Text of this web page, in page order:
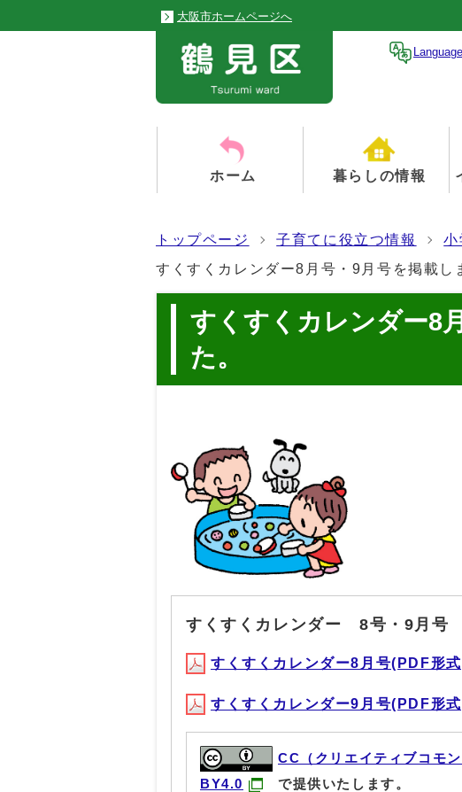
大阪市ホームページへ
Language
ホーム 暮らしの情報
トップページ 子育てに役立つ情報 小
すくすくカレンダー8月号・9月号を掲載し
すくすくカレンダー8
た。
すくすくカレンダー 8号・9月号
すくすくカレンダー8月号(PDF形
すくすくカレンダー9月号(PDF形
CC（クリエイティブコモ
BY4.0
で提供いたします。